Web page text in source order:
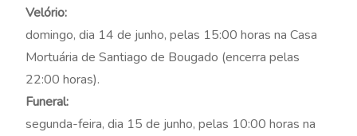
Velório:
domingo, dia 14 de junho, pelas 15:00 horas na Casa
Mortuária de Santiago de Bougado (encerra pelas
22:00 horas).
Funeral:
segunda-feira, dia 15 de junho, pelas 10:00 horas na